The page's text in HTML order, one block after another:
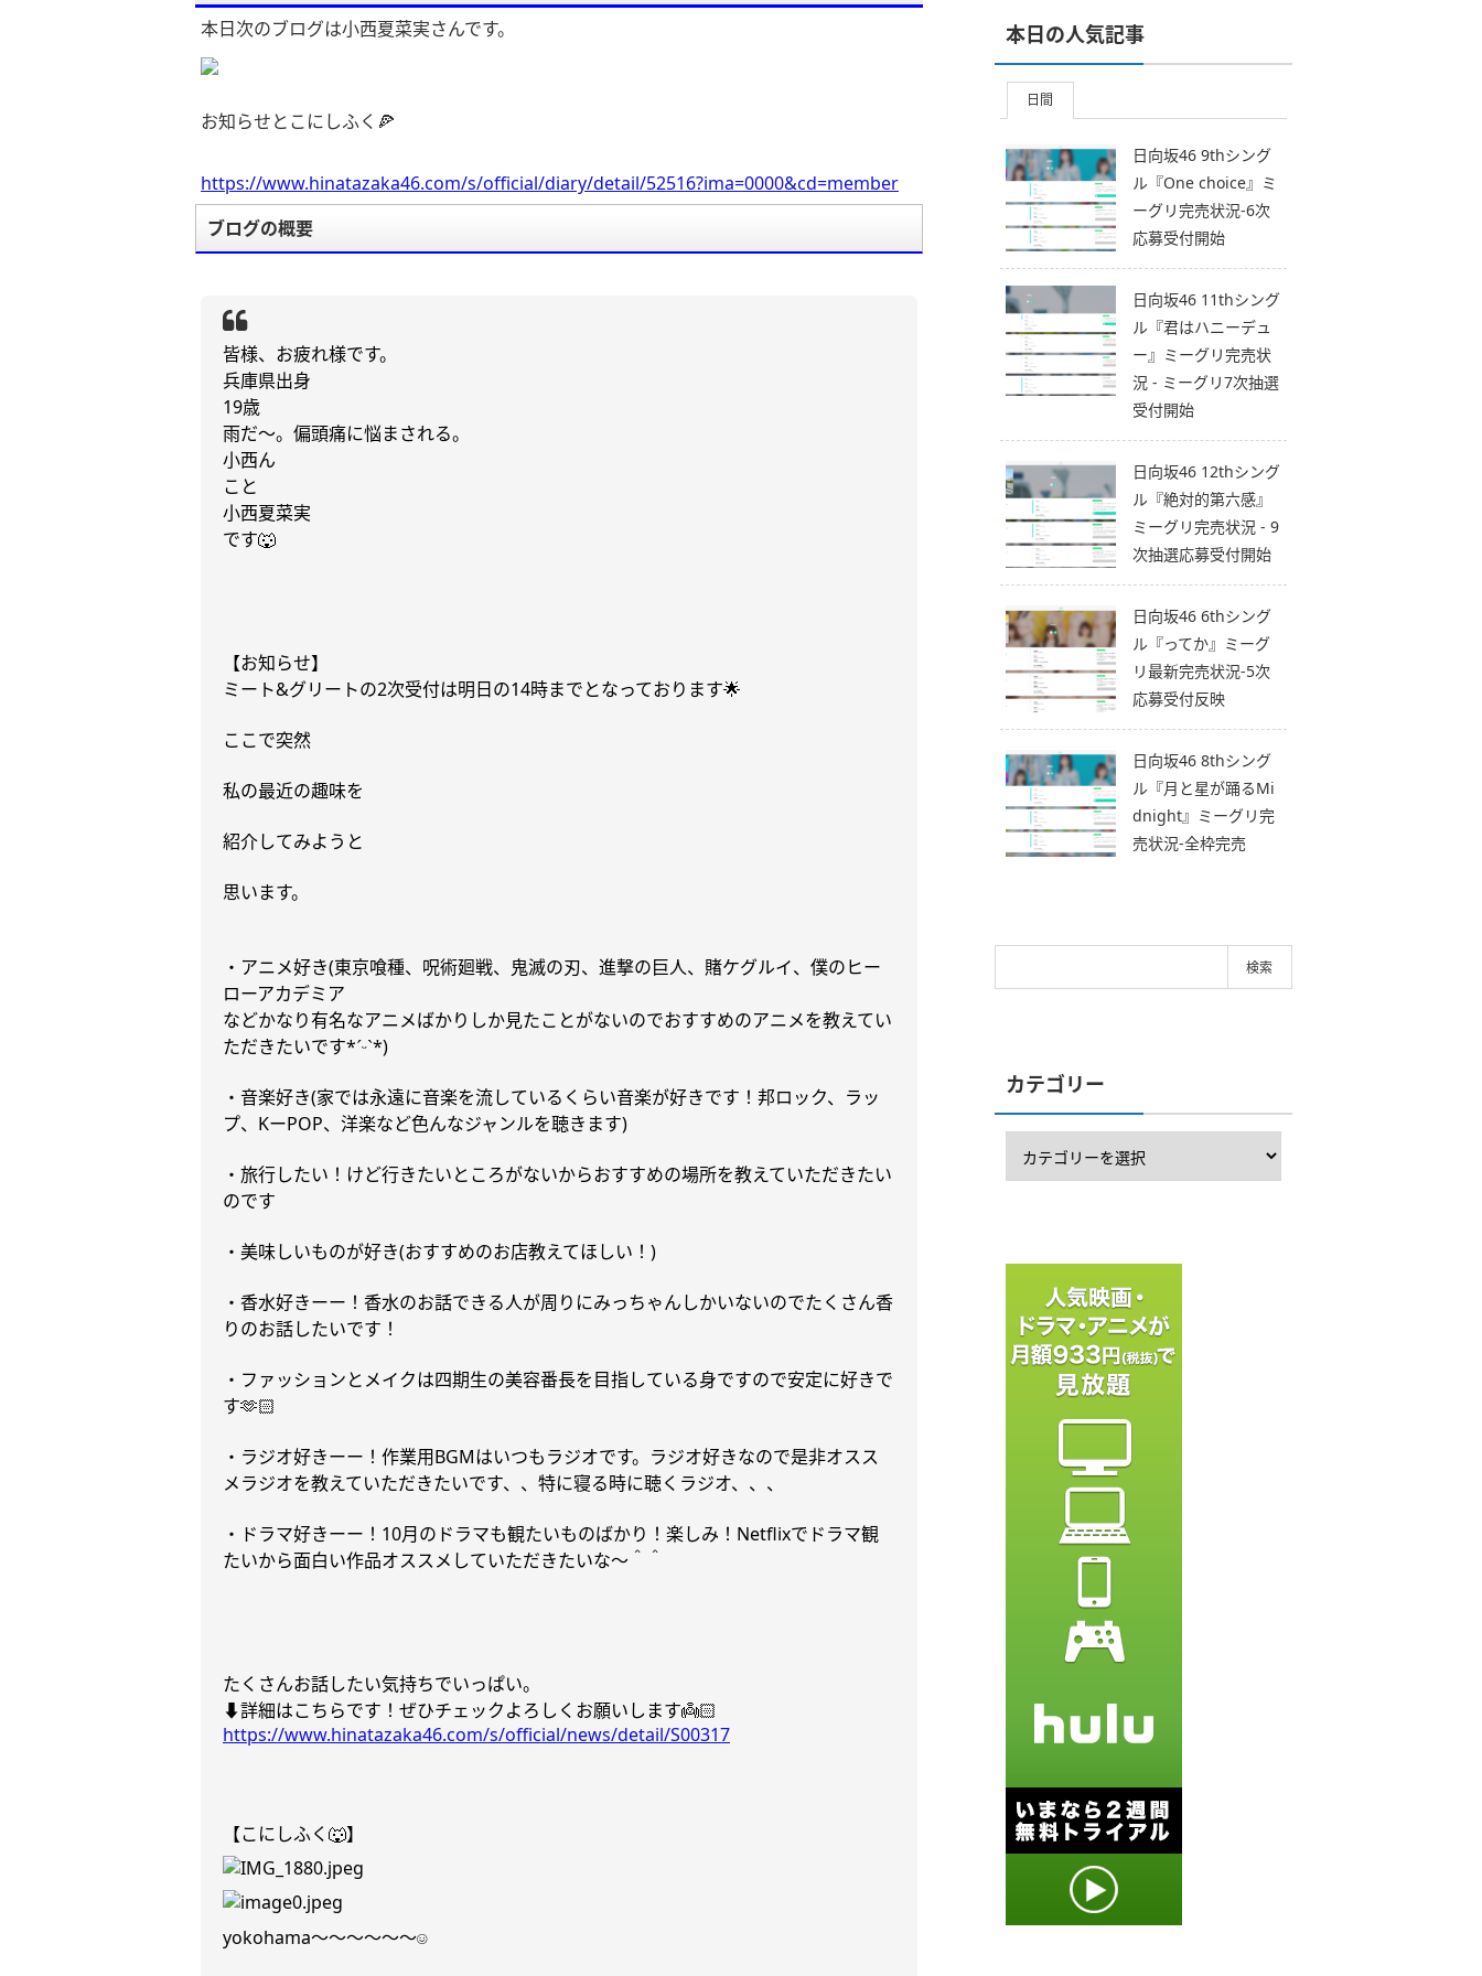
本日次のブログは小西夏菜実さんです。
お知らせとこにしふく🍕
https://www.hinatazaka46.com/s/official/diary/detail/52516?ima=0000&cd=member
ブログの概要
皆様、お疲れ様です。
兵庫県出身
19歳
雨だ〜。偏頭痛に悩まされる。
小西ん
こと
小西夏菜実
です︎🐺
【お知らせ】
ミート&グリートの2次受付は明日の14時までとなっております🌟
ここで突然
私の最近の趣味を
紹介してみようと
思います。
・アニメ好き(東京喰種、呪術廻戦、鬼滅の刃、進撃の巨人、賭ケグルイ、僕のヒー
ローアカデミア
などかなり有名なアニメばかりしか見たことがないのでおすすめのアニメを教えてい
ただきたいです*ˊᵕˋ*)
・音楽好き(家では永遠に音楽を流しているくらい音楽が好きです！邦ロック、ラッ
プ、 KーPOP、洋楽など色んなジャンルを聴きます)
・旅行したい！けど行きたいところがないからおすすめの場所を教えていただきたい
のです
・美味しいものが好き(おすすめのお店教えてほしい！ )
・香水好きーー！香水のお話できる人が周りにみっちゃんしかいないのでたくさん香
りのお話したいです！
・ファッションとメイクは四期生の美容番長を目指している身ですので安定に好きで
す🫶🏻
・ラジオ好きーー！作業用BGMはいつもラジオです。ラジオ好きなので是非オスス
メラジオを教えていただきたいです、、特に寝る時に聴くラジオ、、、
・ドラマ好きーー！ 10月のドラマも観たいものばかり！楽しみ！ Netflixでドラマ観
たいから面白い作品オススメしていただきたいな〜＾＾
たくさんお話したい気持ちでいっぱい。
⬇️詳細はこちらです！ぜひチェックよろしくお願いします👼🏻
https://www.hinatazaka46.com/s/official/news/detail/S00317
【こにしふく🐺】
yokohama〜〜〜〜〜〜☺︎
本日の人気記事
日間
日向坂46 9thシング
ル『One choice』ミ
ーグリ完売状況-6次
応募受付開始
日向坂46 11thシング
ル『君はハニーデュ
ー』ミーグリ完売状
況 - ミーグリ7次抽選
受付開始
日向坂46 12thシング
ル『絶対的第六感』
ミーグリ完売状況 - 9
次抽選応募受付開始
日向坂46 6thシング
ル『ってか』ミーグ
リ最新完売状況-5次
応募受付反映
日向坂46 8thシング
ル『月と星が踊るMi
dnight』ミーグリ完
売状況-全枠完売
カテゴリー